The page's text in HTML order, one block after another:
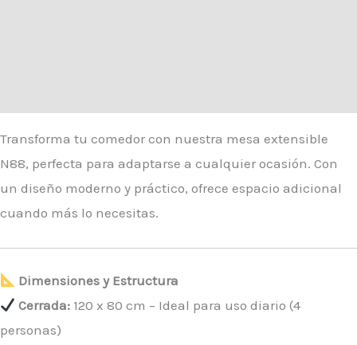
Transforma tu comedor con nuestra mesa extensible
N88, perfecta para adaptarse a cualquier ocasión. Con
un diseño moderno y práctico, ofrece espacio adicional
cuando más lo necesitas.
Dimensiones y Estructura
Cerrada: 120 x 80 cm – Ideal para uso diario (4
personas)